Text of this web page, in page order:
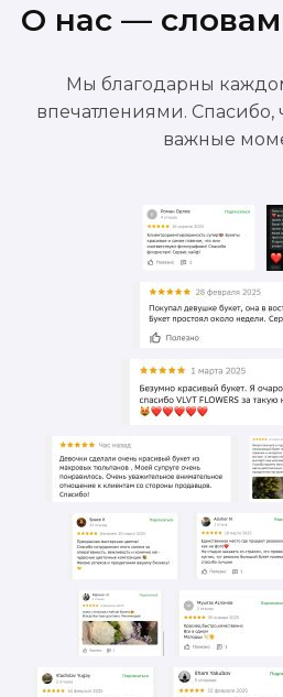
О нас —
Мы благодарны
впечатлениями. Спасибо,
важные